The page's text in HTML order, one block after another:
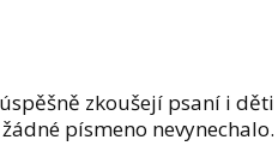
zkoušejí psaní i
písmeno nevynechalo.